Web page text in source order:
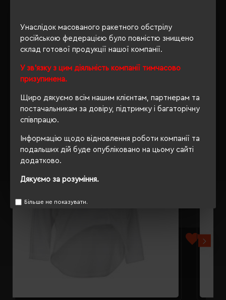
Унаслідок масованого ракетного обстрілу
російською федерацією було повністю знищено
склад готової продукції нашої компанії.
У зв'язку з цим діяльність компанії тимчасово
призупинена.
Щиро дякуємо всім нашим клієнтам, партнерам та
постачальникам за довіру, підтримку і багаторічну
співпрацю.
Інформацію щодо відновлення роботи компанії та
подальших дій буде опубліковано на цьому сайті
додатково.
Дякуємо за розуміння.
Більше не показувати.
ВІДГУКИ
РЕКОМЕНДУЄМО